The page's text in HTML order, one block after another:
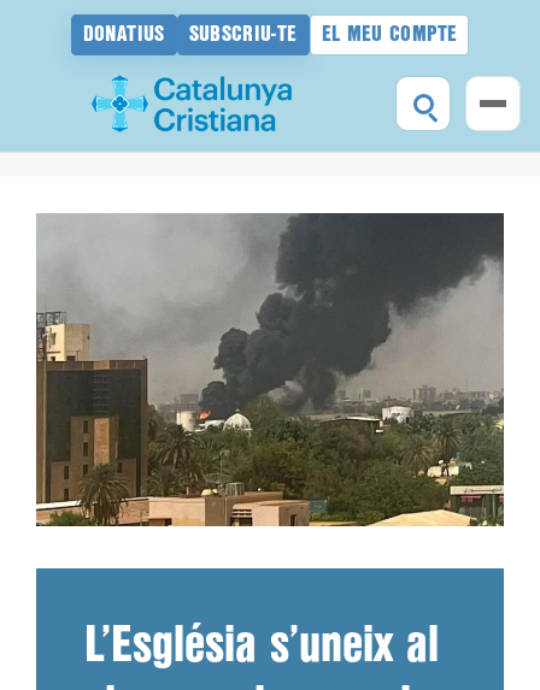
DONATIUS SUBSCRIU-TE EL MEU COMPTE
L’Església s’uneix al